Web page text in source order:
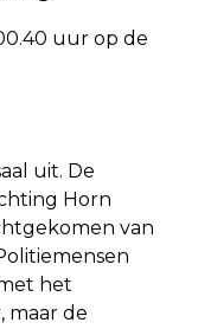
uur op de
uit. De
Horn
van
het
maar de